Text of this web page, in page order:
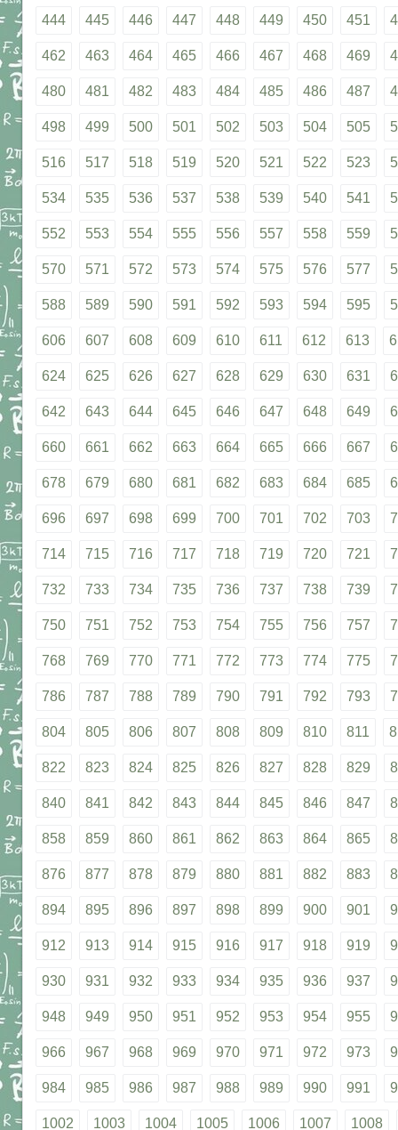
444 445 446 447 448 449 450 451
462 463 464 465 466 467 468 469
480 481 482 483 484 485 486 487
498 499 500 501 502 503 504 505
516 517 518 519 520 521 522 523
534 535 536 537 538 539 540 541
552 553 554 555 556 557 558 559
570 571 572 573 574 575 576 577
588 589 590 591 592 593 594 595
606 607 608 609 610 611 612 613
624 625 626 627 628 629 630 631
642 643 644 645 646 647 648 649
660 661 662 663 664 665 666 667
678 679 680 681 682 683 684 685
696 697 698 699 700 701 702 703
714 715 716 717 718 719 720 721
732 733 734 735 736 737 738 739
750 751 752 753 754 755 756 757
768 769 770 771 772 773 774 775
786 787 788 789 790 791 792 793
804 805 806 807 808 809 810 811
822 823 824 825 826 827 828 829
840 841 842 843 844 845 846 847
858 859 860 861 862 863 864 865
876 877 878 879 880 881 882 883
894 895 896 897 898 899 900 901
912 913 914 915 916 917 918 919
930 931 932 933 934 935 936 937
948 949 950 951 952 953 954 955
966 967 968 969 970 971 972 973
984 985 986 987 988 989 990 991
1002 1003 1004 1005 1006 1007 1008